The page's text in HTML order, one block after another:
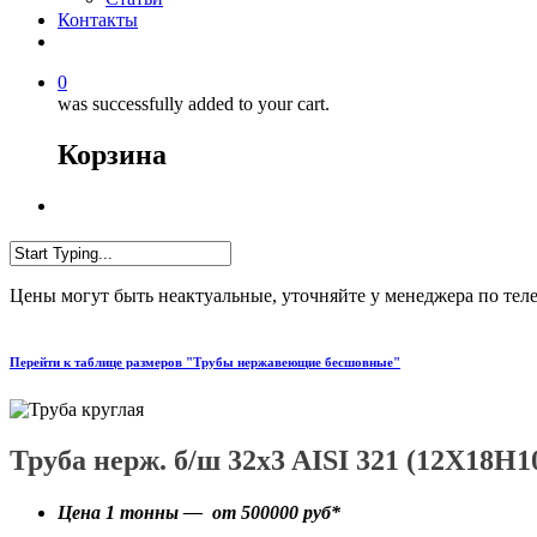
Контакты
0
was successfully added to your cart.
Корзина
Цены могут быть неактуальные, уточняйте у менеджера по
Перейти к таблице размеров "Трубы нержавеющие бесшовные"
Труба нерж. б/ш 32x3 AISI 321
Цена 1 тонны — от 500000 руб*